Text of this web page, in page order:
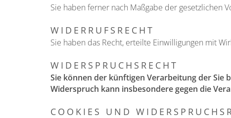
Sie haben ferner nach Maßgabe der gesetzlichen
WIDERRUFSRECHT
Sie haben das Recht, erteilte Einwilligungen mit
WIDERSPRUCHSRECHT
Sie können der künftigen Verarbeitung der Sie
Widerspruch kann insbesondere gegen die
COOKIES UND